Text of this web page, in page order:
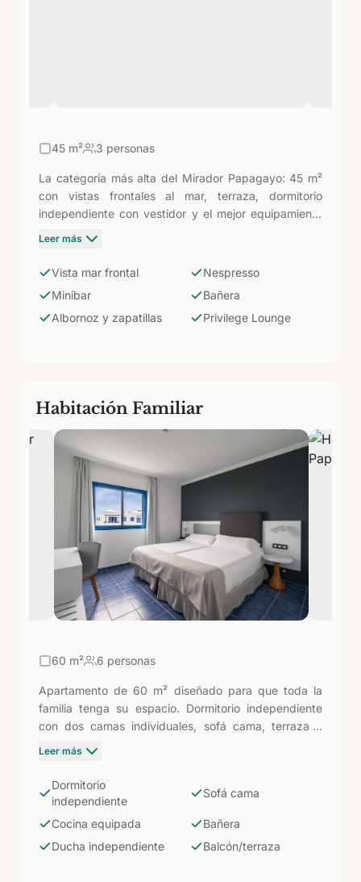
45 m² 3 personas
La categoría más alta del Mirador Papagayo: 45 m²
con vistas frontales al mar, terraza, dormitorio
independiente con vestidor y el mejor equipamiento
del hotel. Cafetera Nespresso con cápsulas de
bañera, albornoz y zapatillas. El acceso al Privilege
experiencia premium dentro de un hotel familiar.
Leer más
Vista mar frontal
Nespresso
Minibar
Bañera
Albornoz y zapatillas
Privilege Lounge
Habitación Familiar
60 m² 6 personas
Apartamento de 60 m² diseñado para que toda la
familia tenga su espacio. Dormitorio independiente
con dos camas individuales, sofá cama, terraza o
balcón y zona de cocina equipada con nevera,
completo. Baño con bañera, ducha independiente y
bidé. La opción más amplia del hotel, pensada para
moverse con comodidad.
Leer más
Dormitorio
independiente
Sofá cama
Cocina equipada
Bañera
Ducha independiente
Balcón/terraza